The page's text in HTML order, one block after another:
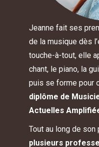
Jeanne fait ses
de la musique dès
touche-à-tout, elle
chant, le piano, la
puis se forme pour
diplôme de
Actuelles
Tout au long de son
plusieurs